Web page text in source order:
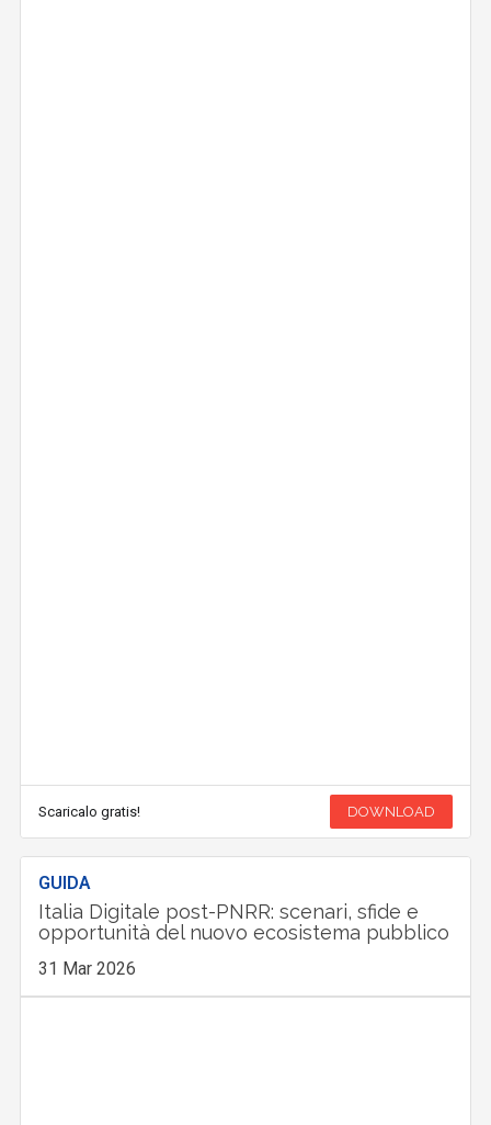
Scaricalo gratis! DOWNLOAD
GUIDA
Italia Digitale post-PNRR: scenari, sfide e
opportunità del nuovo ecosistema pubblico
31 Mar 2026